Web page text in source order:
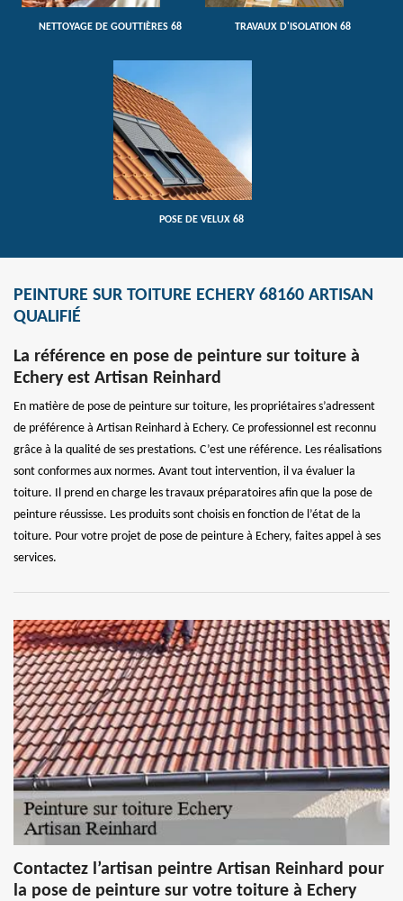
NETTOYAGE DE GOUTTIÈRES 68 TRAVAUX D'ISOLATION 68
POSE DE VELUX 68
PEINTURE SUR TOITURE ECHERY 68160 ARTISAN
QUALIFIÉ
La référence en pose de peinture sur toiture à
Echery est Artisan Reinhard
En matière de pose de peinture sur toiture, les propriétaires s’adressent
de préférence à Artisan Reinhard à Echery. Ce professionnel est reconnu
grâce à la qualité de ses prestations. C’est une référence. Les réalisations
sont conformes aux normes. Avant tout intervention, il va évaluer la
toiture. Il prend en charge les travaux préparatoires afin que la pose de
peinture réussisse. Les produits sont choisis en fonction de l’état de la
toiture. Pour votre projet de pose de peinture à Echery, faites appel à ses
services.
Contactez l’artisan peintre Artisan Reinhard pour
la pose de peinture sur votre toiture à Echery